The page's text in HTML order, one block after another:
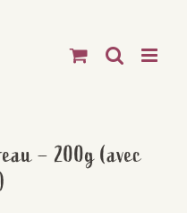
– 200g (avec